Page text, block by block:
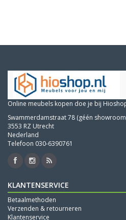
Online meubels kopen doe je bij
Swammerdamstraat 78 (géén
3553 RZ Utrecht
Nederland
Telefoon 030-6390761
KLANTENSERVICE
Betaalmethoden
Verzenden & retourneren
Klantenservice